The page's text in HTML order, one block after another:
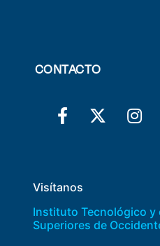
CONTACTO
Visítanos
Instituto Tecnológico y
Superiores de